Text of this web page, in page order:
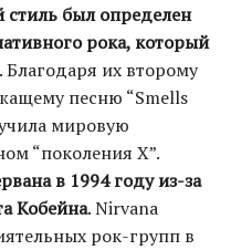
был определен
рока, который
. Благодаря их второму
песню “Smells
мировую
“поколения Х”.
в 1994 году из-за
Кобейна. Nirvana
рок-групп в